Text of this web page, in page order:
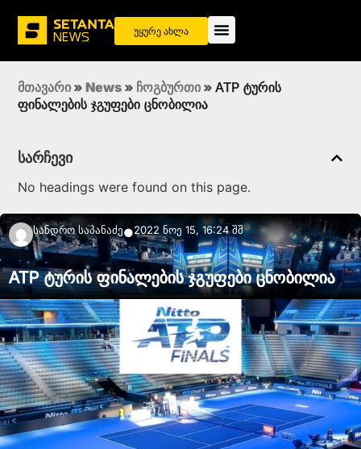
უყურე ახლა
მთავარი » News » ჩოგბურთი » ATP ტურის
ფინალების ჯგუფები ცნობილია
სარჩევი
No headings were found on this page.
Სანდრო Საპანაძე●2022 ნოე 15, 16:24 შშ
ATP ტურის ფინალების ჯგუფები ცნობილია